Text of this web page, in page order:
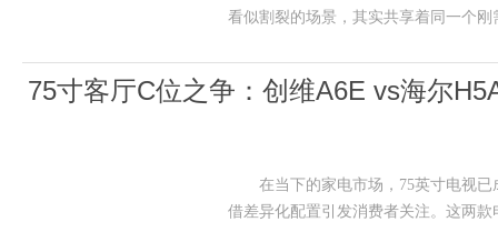
看似割裂的场景，其实共享着同一个
75寸客厅C位之争：创维A6E vs海尔
在当下的家电市场，75英寸电视已
借差异化配置引发消费者关注。这两